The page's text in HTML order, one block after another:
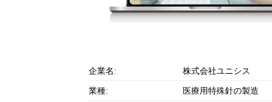
企業名: 株式会社ユニシス
業種: 医療用特殊針の製造